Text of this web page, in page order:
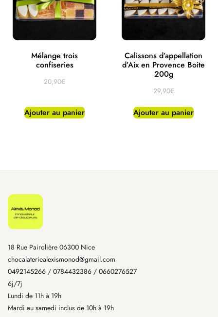
Mélange trois
confiseries
20,90€
Ajouter au panier
Calissons d’appellation
d’Aix en Provence Boite
200g
29,90€
Ajouter au panier
18 Rue Pairolière 06300 Nice
chocalateriealexismonod@gmail.com
0492145266 / 0784432386 / 0660276527
6j/7j
Lundi de 11h à 19h
Mardi au samedi inclus de 10h à 19h